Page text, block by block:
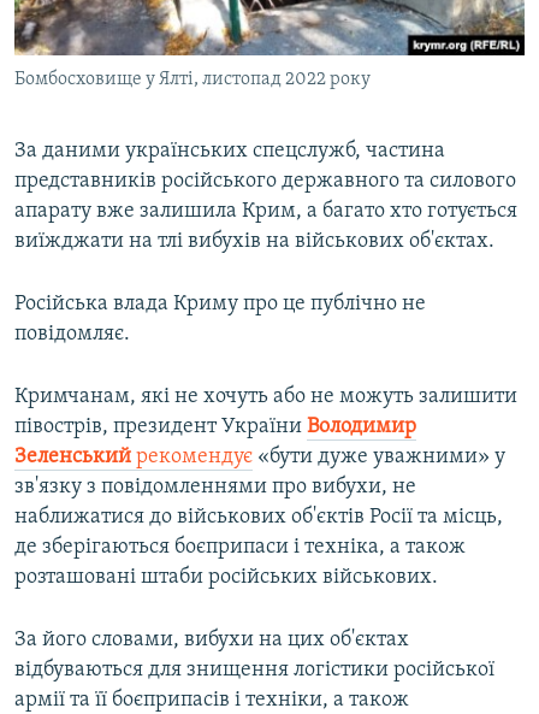
Бомбосховище у Ялті, листопад 2022 року
За даними українських спецслужб, частина
представників російського державного та силового
апарату вже залишила Крим, а багато хто готується
виїжджати на тлі вибухів на військових об'єктах.
Російська влада Криму про це публічно не
повідомляє.
Кримчанам, які не хочуть або не можуть залишити
півострів, президент України Володимир
Зеленський рекомендує «бути дуже уважними» у
зв'язку з повідомленнями про вибухи, не
наближатися до військових об'єктів Росії та місць,
де зберігаються боєприпаси і техніка, а також
розташовані штаби російських військових.
За його словами, вибухи на цих об'єктах
відбуваються для знищення логістики російської
армії та її боєприпасів і техніки, а також